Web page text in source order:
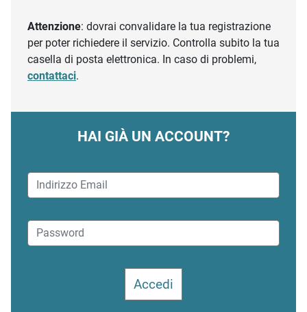
Attenzione: dovrai convalidare la tua registrazione
per poter richiedere il servizio. Controlla subito la tua
casella di posta elettronica. In caso di problemi,
contattaci.
HAI GIÀ UN ACCOUNT?